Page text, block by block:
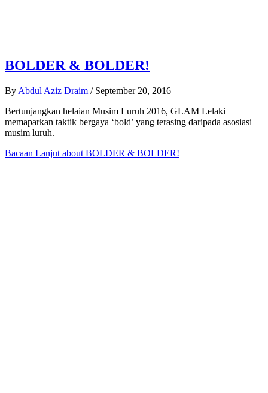
BOLDER & BOLDER!
By Abdul Aziz Draim / September 20, 2016
Bertunjangkan helaian Musim Luruh 2016, GLAM Lelaki
memaparkan taktik bergaya ‘bold’ yang terasing daripada asosiasi
musim luruh.
Bacaan Lanjut about BOLDER & BOLDER!